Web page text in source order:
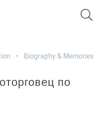
Biography & Memories
по